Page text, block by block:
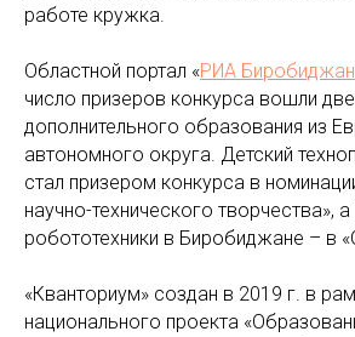
работе кружка.
Областной портал «РИА Биробиджан
число призеров конкурса вошли
дополнительного образования из
автономного округа. Детский
стал призером конкурса в
научно-технического творчества»,
робототехники в Биробиджане – в
«Кванториум» создан в 2019 г. в
национального проекта